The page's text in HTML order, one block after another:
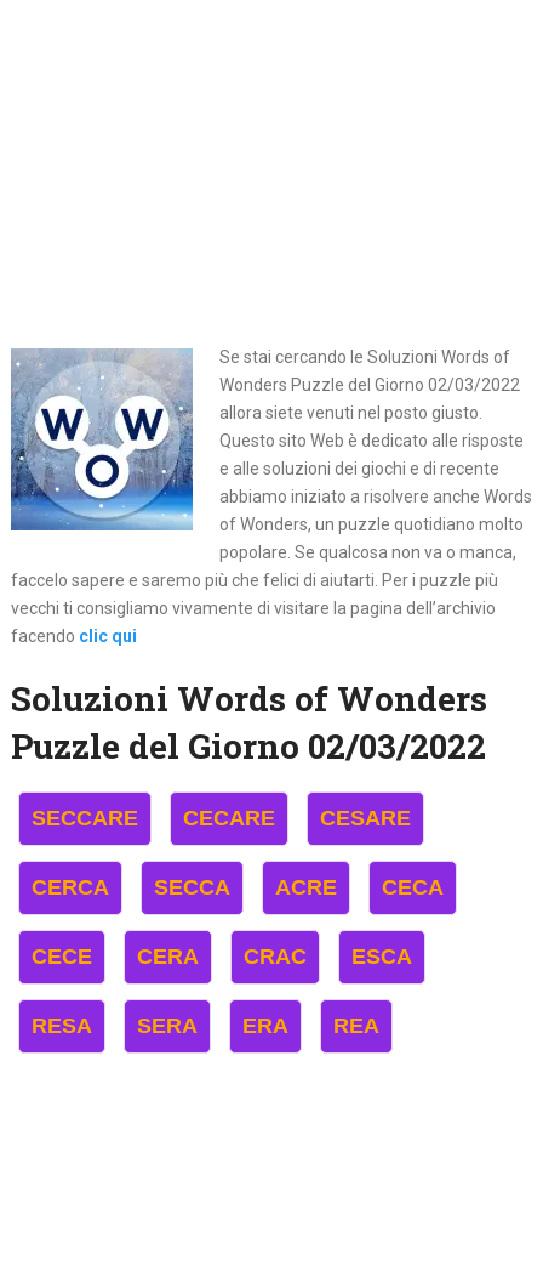
Se stai cercando le Soluzioni Words of
Wonders Puzzle del Giorno 02/03/2022
allora siete venuti nel posto giusto.
Questo sito Web è dedicato alle risposte
e alle soluzioni dei giochi e di recente
abbiamo iniziato a risolvere anche Words
of Wonders, un puzzle quotidiano molto
popolare. Se qualcosa non va o manca,
faccelo sapere e saremo più che felici di aiutarti. Per i puzzle più
vecchi ti consigliamo vivamente di visitare la pagina dell’archivio
facendo clic qui
Soluzioni Words of Wonders
Puzzle del Giorno 02/03/2022
SECCARE CECARE CESARE
CERCA SECCA ACRE CECA
CECE CERA CRAC ESCA
RESA SERA ERA REA